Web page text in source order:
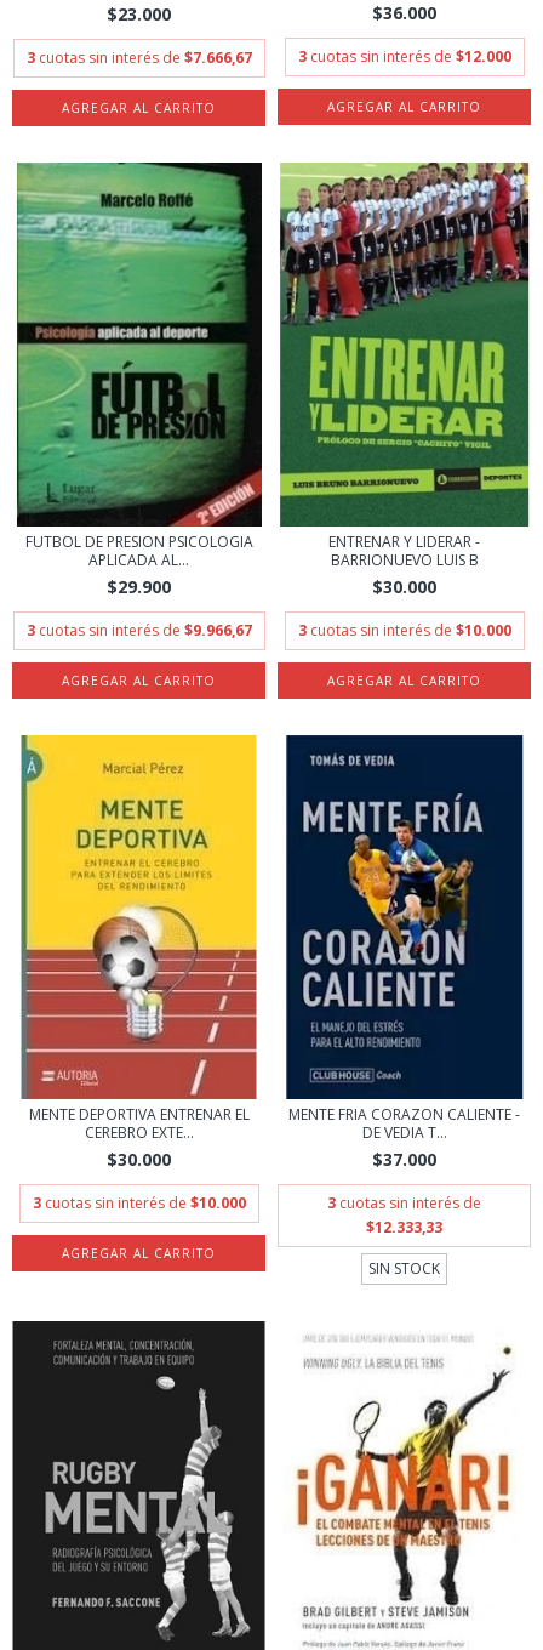
$23.000
3 cuotas sin interés de $7.666,67
$36.000
3 cuotas sin interés de $12.000
FUTBOL DE PRESION PSICOLOGIA
APLICADA AL...
$29.900
3 cuotas sin interés de $9.966,67
ENTRENAR Y LIDERAR -
BARRIONUEVO LUIS B
$30.000
3 cuotas sin interés de $10.000
MENTE DEPORTIVA ENTRENAR EL
CEREBRO EXTE...
$30.000
3 cuotas sin interés de $10.000
MENTE FRIA CORAZON CALIENTE -
DE VEDIA T...
$37.000
3 cuotas sin interés de
$12.333,33
SIN STOCK